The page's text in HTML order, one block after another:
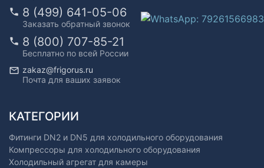
8 (499) 641-05-06
Заказать обратный звонок
8 (800) 707-85-21
Бесплатно по всей России
zakaz@frigorus.ru
Почта для ваших заявок
КАТЕГОРИИ
Фитинги DN2 и DN5 для холодильного оборудования
Компрессоры для холодильного оборудования
Холодильный агрегат для камеры